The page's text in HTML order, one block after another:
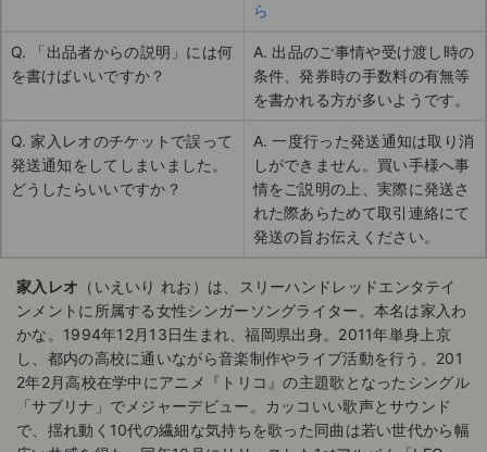
ら
Q. 「出品者からの説明」には何
を書けばいいですか？
A. 出品のご事情や受け渡し時の
条件、発券時の手数料の有無等
を書かれる方が多いようです。
Q. 家入レオのチケットで誤って
発送通知をしてしまいました。
どうしたらいいですか？
A. 一度行った発送通知は取り消
しができません。買い手様へ事
情をご説明の上、実際に発送さ
れた際あらためて取引連絡にて
発送の旨お伝えください。
家入レオ （いえいり れお）は、スリーハンドレッドエンタテイ
ンメントに所属する女性シンガーソングライター。本名は家入わ
かな。1994年12月13日生まれ、福岡県出身。2011年単身上京
し、都内の高校に通いながら音楽制作やライブ活動を行う。201
2年2月高校在学中にアニメ『トリコ』の主題歌となったシングル
「サブリナ」でメジャーデビュー。カッコいい歌声とサウンド
で、揺れ動く10代の繊細な気持ちを歌った同曲は若い世代から幅